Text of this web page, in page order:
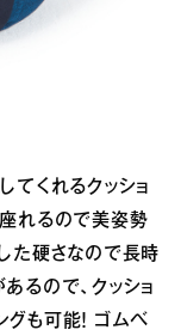
てくれるクッショ
座れるので美姿勢
た硬さなので長時
るので、クッショ
も可能！ ゴムベ